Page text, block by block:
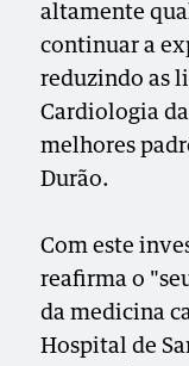
altamente
continuar a
reduzindo as
Cardiologia
melhores
Durão.
Com este
reafirma o
da medicina
Hospital de